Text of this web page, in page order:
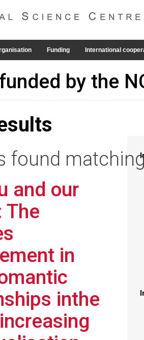
Funding International
by the
found
and our
The
in
inthe